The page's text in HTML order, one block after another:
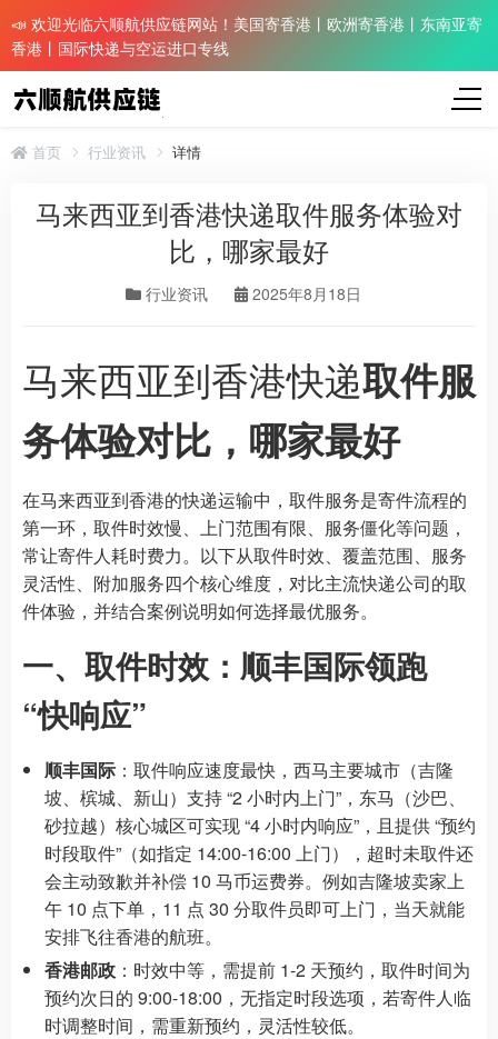
📣 欢迎光临六顺航供应链网站！美国寄香港丨欧洲寄香港丨东南亚寄
香港丨国际快递与空运进口专线
首页 行业资讯 详情
马来西亚到香港快递取件服务体验对
比，哪家最好
行业资讯 2025年8月18日
马来西亚到香港快递取件服
务体验对比，哪家最好
在马来西亚到香港的快递运输中，取件服务是寄件流程的
第一环，取件时效慢、上门范围有限、服务僵化等问题，
常让寄件人耗时费力。以下从取件时效、覆盖范围、服务
灵活性、附加服务四个核心维度，对比主流快递公司的取
件体验，并结合案例说明如何选择最优服务。
一、取件时效：顺丰国际领跑
“快响应”
顺丰国际 ：取件响应速度最快，西马主要城市（吉隆
坡、槟城、新山）支持 “2 小时内上门”，东马（沙巴、
砂拉越）核心城区可实现 “4 小时内响应”，且提供 “预约
时段取件”（如指定 14:00-16:00 上门），超时未取件还
会主动致歉并补偿 10 马币运费券。例如吉隆坡卖家上
午 10 点下单，11 点 30 分取件员即可上门，当天就能
安排飞往香港的航班。
香港邮政 ：时效中等，需提前 1-2 天预约，取件时间为
预约次日的 9:00-18:00，无指定时段选项，若寄件人临
时调整时间，需重新预约，灵活性较低。